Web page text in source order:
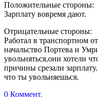
Положительные стороны:
Зарплату вовремя дают.
Отрицательные стороны:
Работал в транспортном
начальство Портева и
увольняться,они хотели
причины срезали
что ты увольняешься.
0 Коммент.